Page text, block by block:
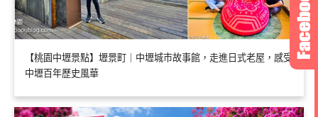
【桃園中壢景點】壢景町｜中壢城市故事館，走進日式老屋，感受
中壢百年歷史風華